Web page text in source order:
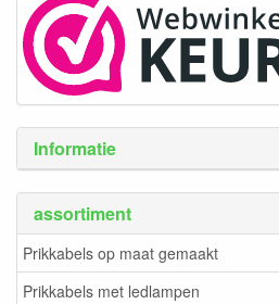
Informatie
assortiment
Prikkabels op maat gemaakt
Prikkabels met ledlampen